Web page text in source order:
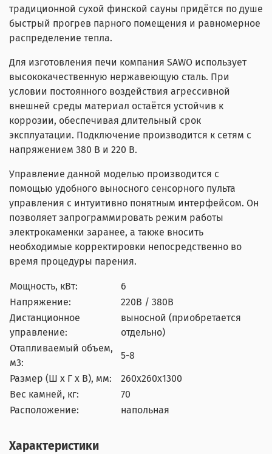
традиционной сухой финской сауны придётся по душе
быстрый прогрев парного помещения и равномерное
распределение тепла.
Для изготовления печи компания SAWO использует
высококачественную нержавеющую сталь. При
условии постоянного воздействия агрессивной
внешней среды материал остаётся устойчив к
коррозии, обеспечивая длительный срок
эксплуатации. Подключение производится к сетям с
напряжением 380 В и 220 В.
Управление данной моделью производится с
помощью удобного выносного сенсорного пульта
управления с интуитивно понятным интерфейсом. Он
позволяет запрограммировать режим работы
электрокаменки заранее, а также вносить
необходимые корректировки непосредственно во
время процедуры парения.
Мощность, кВт:
6
Напряжение:
220В / 380В
Дистанционное
управление:
выносной (приобретается
отдельно)
Отапливаемый объем,
м3:
5-8
Размер (Ш x Г x В), мм:
260x260x1300
Вес камней, кг:
70
Расположение:
напольная
Характеристики